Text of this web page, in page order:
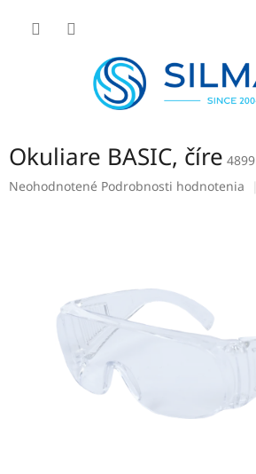
Okuliare BASIC, číre 4899
Priemerné
hviezdičiek.
Neohodnotené Podrobnosti hodnotenia